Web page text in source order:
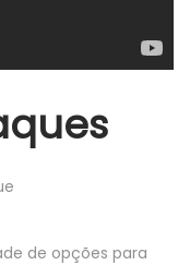
de opções para